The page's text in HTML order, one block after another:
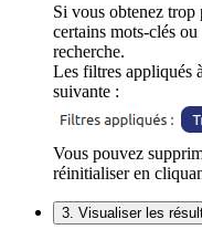
Si vous obtenez trop
certains mots-clés
recherche.
Les filtres appliqués
suivante :
Vous pouvez
réinitialiser en
3. Visualiser les